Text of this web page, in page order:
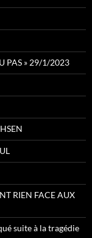
PAS » 29/1/2023
RIEN FACE AUX
suite à la tragédie